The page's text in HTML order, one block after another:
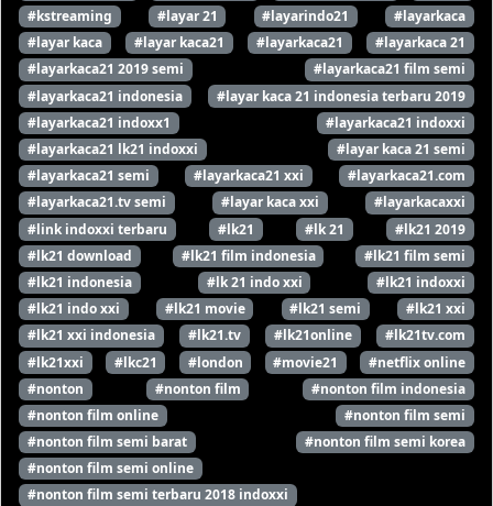
#kstreaming
#layar 21 #layarindo21
#layarkaca
#layar kaca
#layar kaca21 #layarkaca21
#layarkaca 21
#layarkaca21 2019 semi
#layarkaca21 film semi
#layarkaca21 indonesia
#layar kaca 21 indonesia terbaru 2019
#layarkaca21 indoxx1
#layarkaca21 indoxxi
#layarkaca21 lk21 indoxxi
#layar kaca 21 semi
#layarkaca21 semi
#layarkaca21 xxi
#layarkaca21.com
#layarkaca21.tv semi
#layar kaca xxi
#layarkacaxxi
#link indoxxi terbaru
#lk21 #lk 21
#lk21 2019
#lk21 download
#lk21 film indonesia
#lk21 film semi
#lk21 indonesia
#lk 21 indo xxi
#lk21 indoxxi
#lk21 indo xxi
#lk21 movie #lk21 semi
#lk21 xxi
#lk21 xxi indonesia
#lk21.tv #lk21online
#lk21tv.com
#lk21xxi
#lkc21 #london #movie21
#netflix online
#nonton
#nonton film
#nonton film indonesia
#nonton film online
#nonton film semi
#nonton film semi barat
#nonton film semi korea
#nonton film semi online
#nonton film semi terbaru 2018 indoxxi